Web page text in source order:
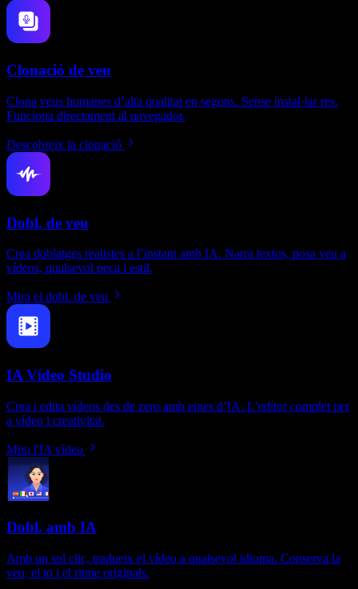
Clonació de veu
Clona veus humanes d’alta qualitat en segons. Sense instal·lar res.
Funciona directament al navegador.
Descobreix la clonació
Dobl. de veu
Crea doblatges realistes a l’instant amb IA. Narra textos, posa veu a
vídeos, qualsevol peça i estil.
Mira el dobl. de veu
IA Vídeo Studio
Crea i edita vídeos des de zero amb eines d’IA. L’editor complet per
a vídeo i creativitat.
Mira l'IA vídeo
Dobl. amb IA
Amb un sol clic, tradueix el vídeo a qualsevol idioma. Conserva la
veu, el to i el ritme originals.